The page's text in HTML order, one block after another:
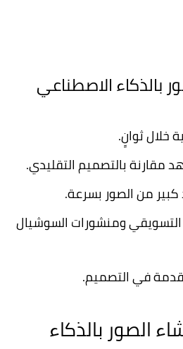
بالذكاء الاصطناعي
خلال ثوانٍ.
مقارنة بالتصميم التقليدي.
كبير من الصور بسرعة.
ومنشورات السوشيال
في التصميم.
الصور بالذكاء